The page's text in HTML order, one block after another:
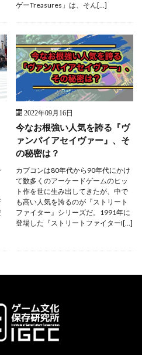
ゲーTreasures」は、そん[…]
2022年09月16日
今なお根強い人気を誇る『ヴ
ァンパイアセイヴァー』、そ
の秘密は？
カプコンは80年代から90年代にかけ
て数多くのアーケードゲームのヒッ
ト作を世に生み出してきたが、中で
も高い人気を誇るのが『ストリート
ファイター』シリーズだ。1991年に
登場した『ストリートファイターI[…]